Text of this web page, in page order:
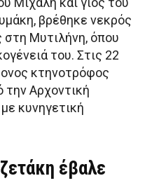
βρέθηκε νεκρός
στη Μυτιλήνη, όπου
του. Στις 22
κτηνοτρόφος
την Αρχοντική
κυνηγετική
έβαλε